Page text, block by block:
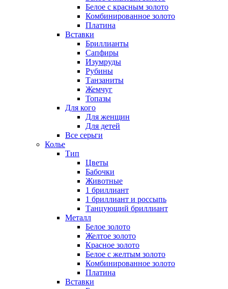
Белое с красным золото
Комбинированное золото
Платина
Вставки
Бриллианты
Сапфиры
Изумруды
Рубины
Танзаниты
Жемчуг
Топазы
Для кого
Для женщин
Для детей
Все серьги
Колье
Тип
Цветы
Бабочки
Животные
1 бриллиант
1 бриллиант и россыпь
Танцующий бриллиант
Металл
Белое золото
Желтое золото
Красное золото
Белое с желтым золото
Комбинированное золото
Платина
Вставки